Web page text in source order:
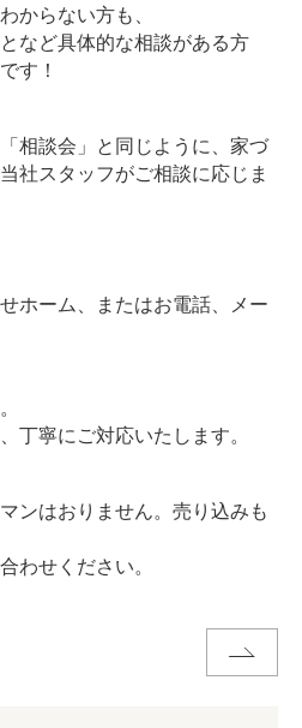
からない方も、
など具体的な相談がある方
す！
相談会」と同じように、家づ
社スタッフがご相談に応じま
ホーム、またはお電話、メー
丁寧にご対応いたします。
ンはおりません。売り込みも
わせください。